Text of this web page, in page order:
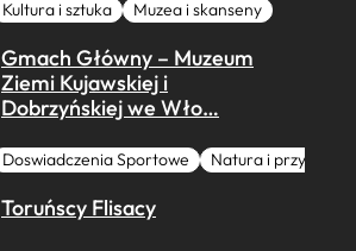
Kultura i sztuka Muzea i skanseny
Gmach Główny – Muzeum
Ziemi Kujawskiej i
Dobrzyńskiej we Wło…
Doswiadczenia Sportowe Natura i przygoda
Toruńscy Flisacy